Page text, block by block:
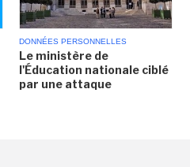
DONNÉES PERSONNELLES
Le ministère de
l'Éducation nationale ciblé
par une attaque